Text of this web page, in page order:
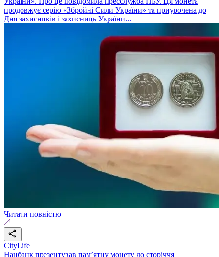
продовжує серію «Збройні Сили України» та приурочена до
Дня захисників і захисниць України...
Читати повністю
CityLife
Нацбанк презентував пам’ятну монету до сторіччя